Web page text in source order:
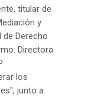
titular de
y
de Derecho
Directora
los
junto a